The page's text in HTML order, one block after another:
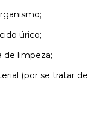
úrico;
de limpeza;
(por se tratar de